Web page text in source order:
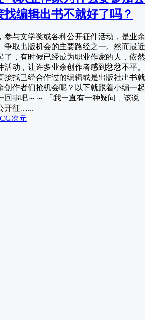
编辑出书不就好了吗？
参与文学奖或各种公开征件活动，是业余
争取出版机会的主要路经之一。然而最近
了，有时候已经成为职业作家的人，依然
活动，让许多业余创作者感到忿忿不平。
接找已经合作过的编辑或是出版社出书就
创作者们抢机会呢？以下就跟着小编一起
回事吧～～ 「我一直有一种疑问，该说
开征…...
次元